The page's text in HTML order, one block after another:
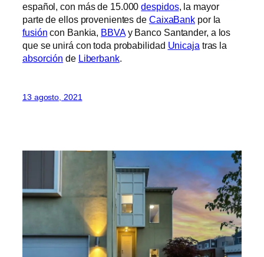
español, con más de 15.000despidos, la mayor
parte de ellos provenientes de CaixaBank por la
fusión con Bankia, BBVAy Banco Santander, a los
que se unirá con toda probabilidad Unicaja tras la
absorción de Liberbank.
13 agosto, 2021